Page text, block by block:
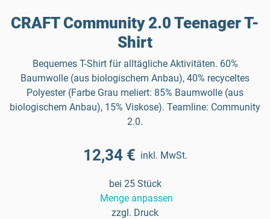
CRAFT Community 2.0 Teenager T-
Shirt
Bequemes T-Shirt für alltägliche Aktivitäten. 60%
Baumwolle (aus biologischem Anbau), 40% recyceltes
Polyester (Farbe Grau meliert: 85% Baumwolle (aus
biologischem Anbau), 15% Viskose). Teamline: Community
2.0.
12,34 € inkl. MwSt.
bei 25 Stück
Menge anpassen
zzgl. Druck